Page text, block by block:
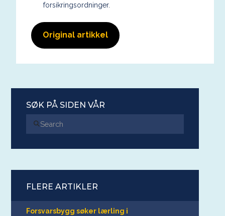
forsikringsordninger.
Original artikkel
SØK PÅ SIDEN VÅR
Search
FLERE ARTIKLER
Forsvarsbygg søker lærling i